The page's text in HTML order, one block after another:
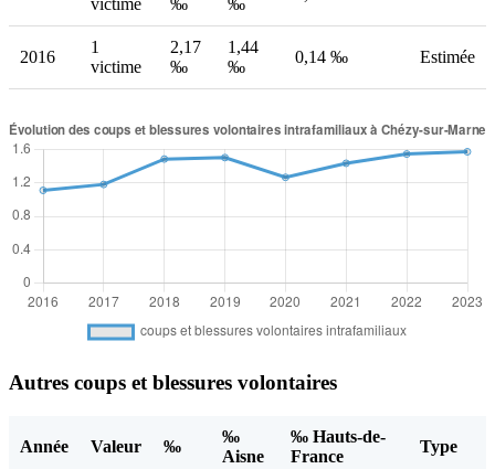
victime ‰ ‰
2016
1
victime
2,17
‰
1,44
‰
0,14 ‰ Estimée
Autres coups et blessures volontaires
Année Valeur ‰
‰
Aisne
‰ Hauts-de-
France
Type